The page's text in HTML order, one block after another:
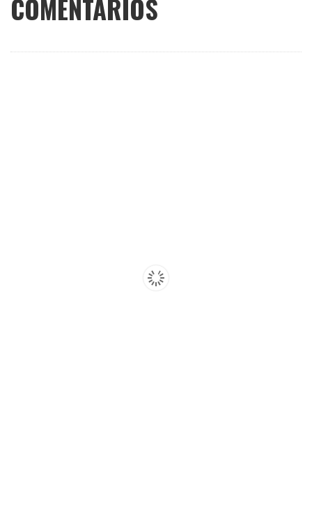
COMENTARIOS